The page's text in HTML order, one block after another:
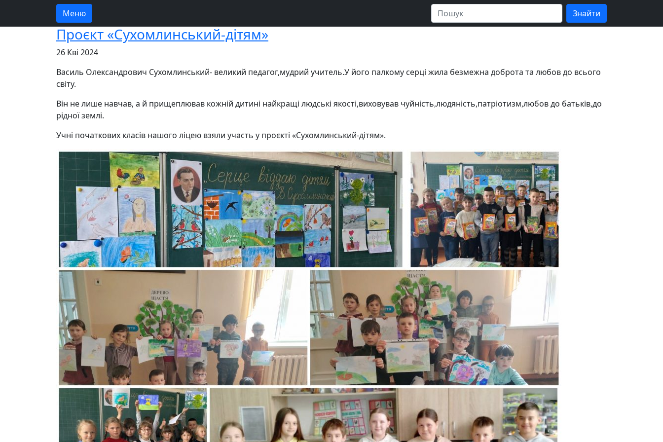
Меню
Проєкт «Сухомлинський-дітям»
26 Кві 2024
Василь Олександрович Сухомлинський- великий педагог,мудрий учитель.У його палкому серці жила безмежна доброта та любов до всього
світу.
Він не лише навчав, а й прищеплював кожній дитині найкращі людські якості,виховував чуйність,людяність,патріотизм,любов до батьків,до
рідної землі.
Учні початкових класів нашого ліцею взяли участь у проєкті «Сухомлинський-дітям».